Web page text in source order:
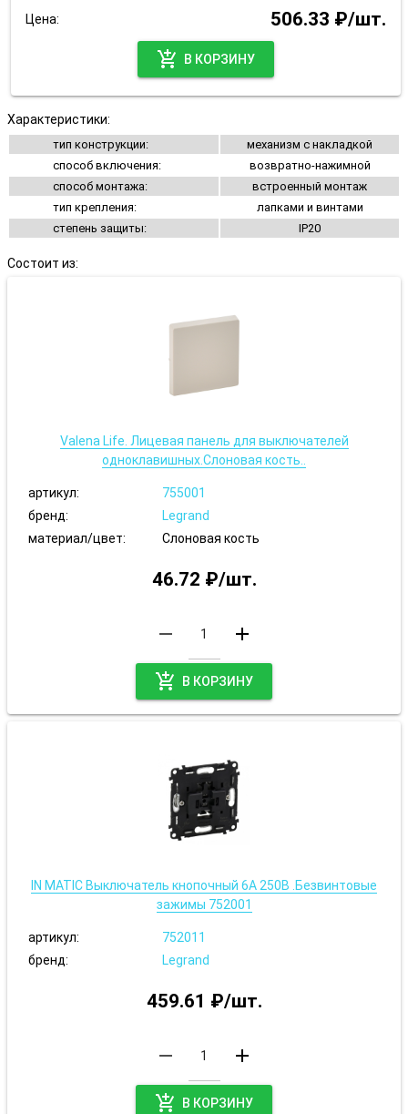
Цена:
506.33 ₽/шт.
add_shopping_cart
В КОРЗИНУ
Характеристики:
тип конструкции:
механизм с накладкой
способ включения:
возвратно-нажимной
способ монтажа:
встроенный монтаж
тип крепления:
лапками и винтами
степень защиты:
IP20
Состоит из:
Valena Life. Лицевая панель для выключателей
одноклавишных.Слоновая кость..
артикул:
755001
бренд:
Legrand
материал/цвет:
Слоновая кость
46.72 ₽/шт.
remove add
add_shopping_cart В КОРЗИНУ
IN MATIC Выключатель кнопочный 6А 250В .Безвинтовые
зажимы 752001
артикул:
752011
бренд:
Legrand
459.61 ₽/шт.
remove add
add_shopping_cart В КОРЗИНУ